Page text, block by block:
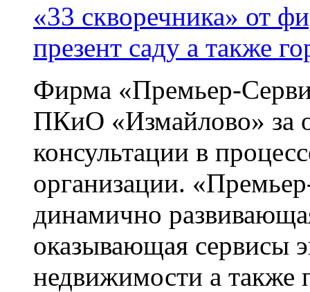
«33 скворечника» от
презент саду а также
Фирма «Премьер-
ПКиО «Измайлово» за
консультации в
организации.
динамично
оказывающая сервисы
недвижимости а также